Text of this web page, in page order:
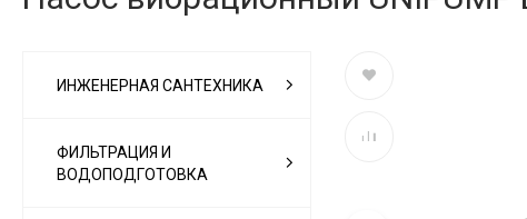
ИНЖЕНЕРНАЯ САНТЕХНИКА
ФИЛЬТРАЦИЯ И
ВОДОПОДГОТОВКА